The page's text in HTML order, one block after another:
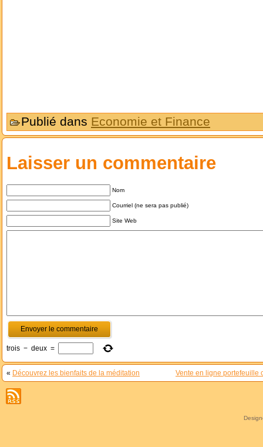
Publié dans Economie et Finance
Laisser un commentaire
Nom
Courriel (ne sera pas publié)
Site Web
trois − deux =
« Découvrez les bienfaits de la méditation Vente en ligne portefeuille